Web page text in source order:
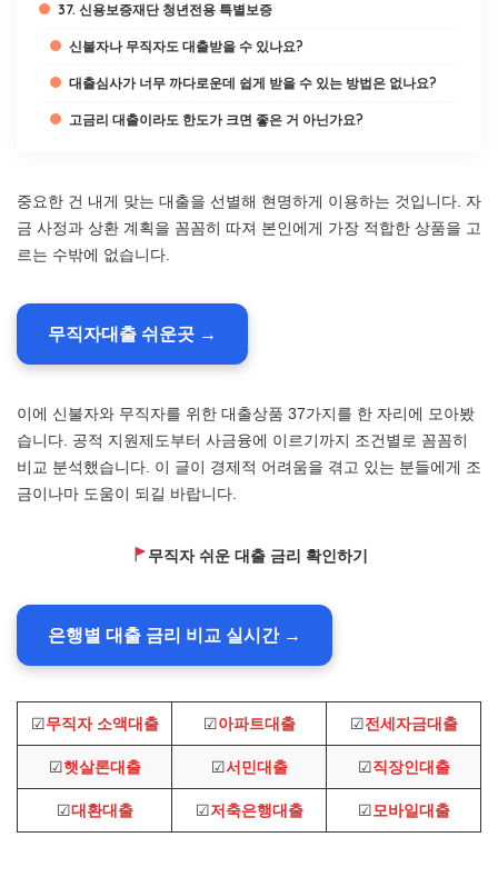
37. 신용보증재단 청년전용 특별보증
신불자나 무직자도 대출받을 수 있나요?
대출심사가 너무 까다로운데 쉽게 받을 수 있는 방법은 없나요?
고금리 대출이라도 한도가 크면 좋은 거 아닌가요?
중요한 건 내게 맞는 대출을 선별해 현명하게 이용하는 것입니다. 자
금 사정과 상환 계획을 꼼꼼히 따져 본인에게 가장 적합한 상품을 고
르는 수밖에 없습니다.
무직자대출 쉬운곳 →
이에 신불자와 무직자를 위한 대출상품 37가지를 한 자리에 모아봤
습니다. 공적 지원제도부터 사금융에 이르기까지 조건별로 꼼꼼히
비교 분석했습니다. 이 글이 경제적 어려움을 겪고 있는 분들에게 조
금이나마 도움이 되길 바랍니다.
무직자 쉬운 대출 금리 확인하기
은행별 대출 금리 비교 실시간 →
☑무직자 소액대출 ☑아파트대출 ☑전세자금대출
☑햇살론대출 ☑서민대출 ☑직장인대출
☑대환대출 ☑저축은행대출 ☑모바일대출